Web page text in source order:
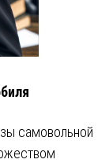
самовольной